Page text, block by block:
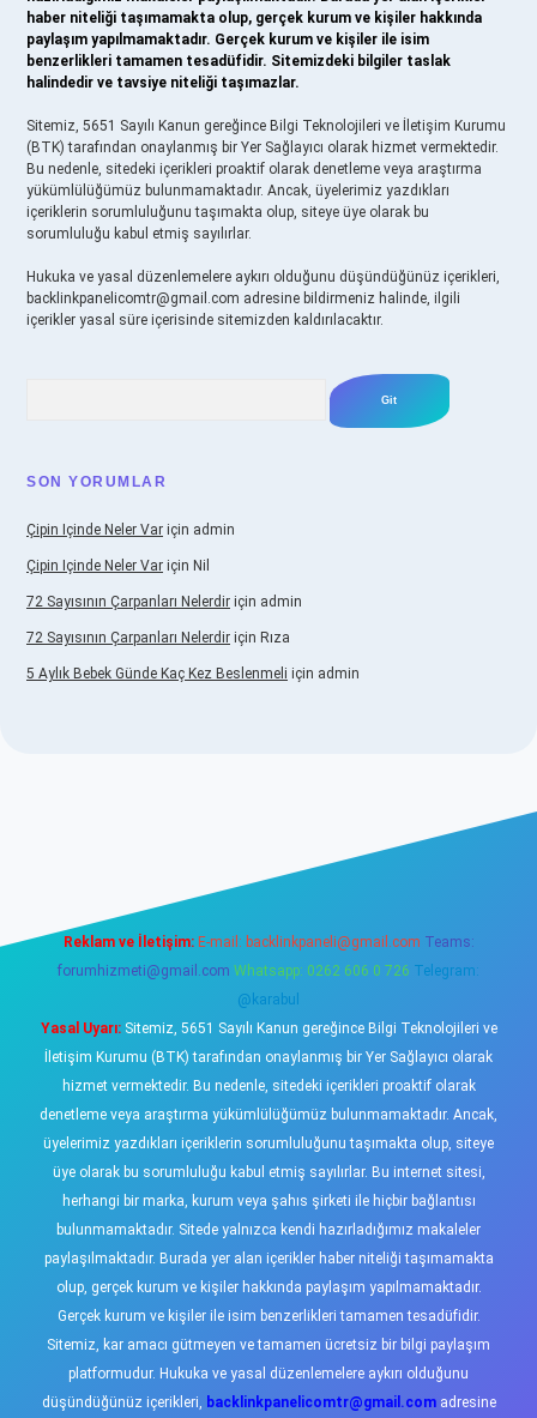
haber niteliği taşımamakta olup, gerçek kurum ve kişiler hakkında
paylaşım yapılmamaktadır. Gerçek kurum ve kişiler ile isim
benzerlikleri tamamen tesadüfidir. Sitemizdeki bilgiler taslak
halindedir ve tavsiye niteliği taşımazlar.
Sitemiz, 5651 Sayılı Kanun gereğince Bilgi Teknolojileri ve İletişim Kurumu
(BTK) tarafından onaylanmış bir Yer Sağlayıcı olarak hizmet vermektedir.
Bu nedenle, sitedeki içerikleri proaktif olarak denetleme veya araştırma
yükümlülüğümüz bulunmamaktadır. Ancak, üyelerimiz yazdıkları
içeriklerin sorumluluğunu taşımakta olup, siteye üye olarak bu
sorumluluğu kabul etmiş sayılırlar.
Hukuka ve yasal düzenlemelere aykırı olduğunu düşündüğünüz içerikleri,
backlinkpanelicomtr@gmail.com adresine bildirmeniz halinde, ilgili
içerikler yasal süre içerisinde sitemizden kaldırılacaktır.
SON YORUMLAR
Çipin Içinde Neler Var için admin
Çipin Içinde Neler Var için Nil
72 Sayısının Çarpanları Nelerdir için admin
72 Sayısının Çarpanları Nelerdir için Rıza
5 Aylık Bebek Günde Kaç Kez Beslenmeli için admin
Reklam ve İletişim: E-mail: backlinkpaneli@gmail.com Teams:
forumhizmeti@gmail.com Whatsapp: 0262 606 0 726 Telegram:
@karabul
Yasal Uyarı:Sitemiz, 5651 Sayılı Kanun gereğince Bilgi Teknolojileri ve
İletişim Kurumu (BTK) tarafından onaylanmış bir Yer Sağlayıcı olarak
hizmet vermektedir. Bu nedenle, sitedeki içerikleri proaktif olarak
denetleme veya araştırma yükümlülüğümüz bulunmamaktadır. Ancak,
üyelerimiz yazdıkları içeriklerin sorumluluğunu taşımakta olup, siteye
üye olarak bu sorumluluğu kabul etmiş sayılırlar. Bu internet sitesi,
herhangi bir marka, kurum veya şahıs şirketi ile hiçbir bağlantısı
bulunmamaktadır. Sitede yalnızca kendi hazırladığımız makaleler
paylaşılmaktadır. Burada yer alan içerikler haber niteliği taşımamakta
olup, gerçek kurum ve kişiler hakkında paylaşım yapılmamaktadır.
Gerçek kurum ve kişiler ile isim benzerlikleri tamamen tesadüfidir.
Sitemiz, kar amacı gütmeyen ve tamamen ücretsiz bir bilgi paylaşım
platformudur. Hukuka ve yasal düzenlemelere aykırı olduğunu
düşündüğünüz içerikleri, backlinkpanelicomtr@gmail.comadresine